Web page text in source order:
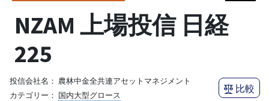
NZAM 上場投信 日経
225
投信会社名： 農林中金全共連アセットマネジメント
カテゴリー： 国内大型グロース
比較